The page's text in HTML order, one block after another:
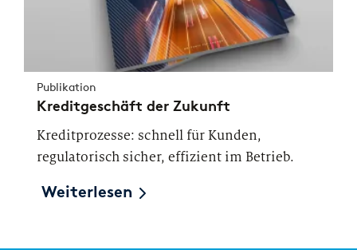
Publikation
Kreditgeschäft der Zukunft
Kreditprozesse: schnell für Kunden,
regulatorisch sicher, effizient im Betrieb.
Weiterlesen